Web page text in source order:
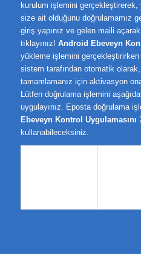
kurulum işlemini gerçekleştirerek,
size ait olduğunu doğrulamamız
giriş yapınız ve gelen maili
tıklayınız! Android Ebeveyn
yükleme işlemini gerçekleştirirken
sistem tarafından otomatik
tamamlamanız için aktivasyon
Lütfen doğrulama işlemini
uygulayınız. Eposta doğrulama
Ebeveyn Kontrol Uygulamasını
kullanabileceksiniz.